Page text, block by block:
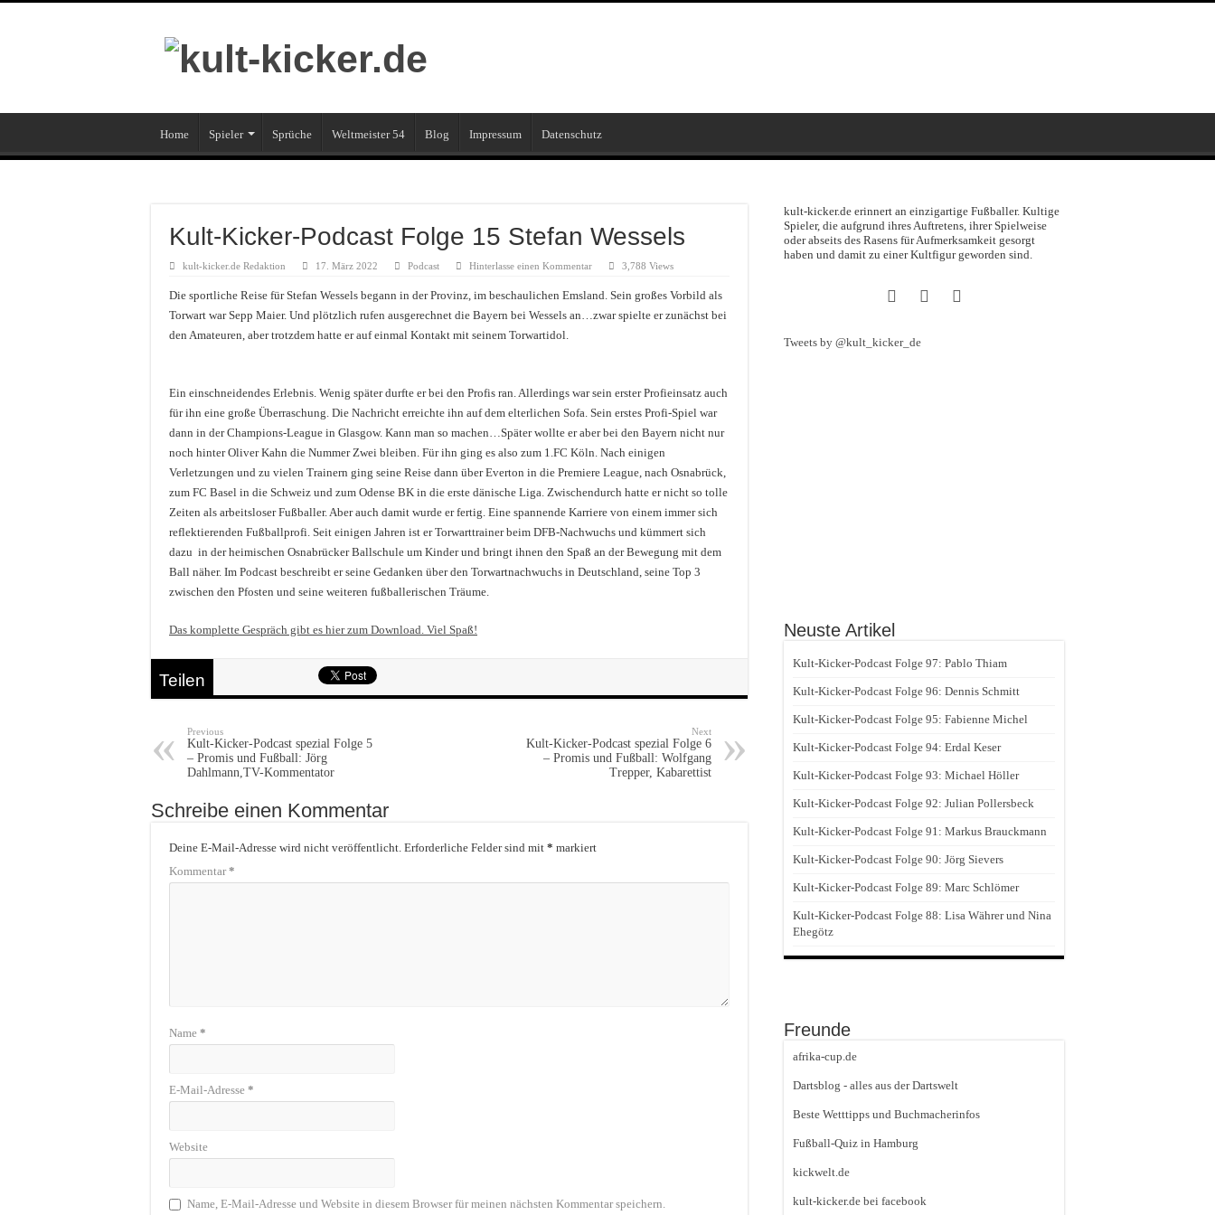
Home Spieler Sprüche Weltmeister 54 Blog Impressum Datenschutz
Kult-Kicker-Podcast Folge 15 Stefan Wessels
kult-kicker.de Redaktion 17. März 2022 Podcast Hinterlasse einen Kommentar 3,788 Views
Die sportliche Reise für Stefan Wessels begann in der Provinz, im beschaulichen Emsland. Sein großes Vorbild als
Torwart war Sepp Maier. Und plötzlich rufen ausgerechnet die Bayern bei Wessels an…zwar spielte er zunächst bei
den Amateuren, aber trotzdem hatte er auf einmal Kontakt mit seinem Torwartidol.
Ein einschneidendes Erlebnis. Wenig später durfte er bei den Profis ran. Allerdings war sein erster Profieinsatz auch
für ihn eine große Überraschung. Die Nachricht erreichte ihn auf dem elterlichen Sofa. Sein erstes Profi-Spiel war
dann in der Champions-League in Glasgow. Kann man so machen…Später wollte er aber bei den Bayern nicht nur
noch hinter Oliver Kahn die Nummer Zwei bleiben. Für ihn ging es also zum 1.FC Köln. Nach einigen
Verletzungen und zu vielen Trainern ging seine Reise dann über Everton in die Premiere League, nach Osnabrück,
zum FC Basel in die Schweiz und zum Odense BK in die erste dänische Liga. Zwischendurch hatte er nicht so tolle
Zeiten als arbeitsloser Fußballer. Aber auch damit wurde er fertig. Eine spannende Karriere von einem immer sich
reflektierenden Fußballprofi. Seit einigen Jahren ist er Torwarttrainer beim DFB-Nachwuchs und kümmert sich
dazu in der heimischen Osnabrücker Ballschule um Kinder und bringt ihnen den Spaß an der Bewegung mit dem
Ball näher. Im Podcast beschreibt er seine Gedanken über den Torwartnachwuchs in Deutschland, seine Top 3
zwischen den Pfosten und seine weiteren fußballerischen Träume.
Das komplette Gespräch gibt es hier zum Download. Viel Spaß!
Teilen
Previous
Kult-Kicker-Podcast spezial Folge 5
– Promis und Fußball: Jörg
Dahlmann,TV-Kommentator
Next
Kult-Kicker-Podcast spezial Folge 6
– Promis und Fußball: Wolfgang
Trepper, Kabarettist
Schreibe einen Kommentar
Deine E-Mail-Adresse wird nicht veröffentlicht. Erforderliche Felder sind mit * markiert
Kommentar*
Name *
E-Mail-Adresse *
Website
Name, E-Mail-Adresse und Website in diesem Browser für meinen nächsten Kommentar speichern.
kult-kicker.de erinnert an einzigartige Fußballer. Kultige
Spieler, die aufgrund ihres Auftretens, ihrer Spielweise
oder abseits des Rasens für Aufmerksamkeit gesorgt
haben und damit zu einer Kultfigur geworden sind.
Tweets by @kult_kicker_de
Neuste Artikel
Kult-Kicker-Podcast Folge 97: Pablo Thiam
Kult-Kicker-Podcast Folge 96: Dennis Schmitt
Kult-Kicker-Podcast Folge 95: Fabienne Michel
Kult-Kicker-Podcast Folge 94: Erdal Keser
Kult-Kicker-Podcast Folge 93: Michael Höller
Kult-Kicker-Podcast Folge 92: Julian Pollersbeck
Kult-Kicker-Podcast Folge 91: Markus Brauckmann
Kult-Kicker-Podcast Folge 90: Jörg Sievers
Kult-Kicker-Podcast Folge 89: Marc Schlömer
Kult-Kicker-Podcast Folge 88: Lisa Währer und Nina
Ehegötz
Freunde
afrika-cup.de
Dartsblog - alles aus der Dartswelt
Beste Wetttipps und Buchmacherinfos
Fußball-Quiz in Hamburg
kickwelt.de
kult-kicker.de bei facebook